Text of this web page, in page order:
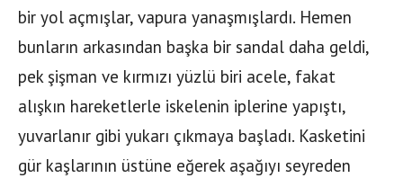
bir yol açmışlar, vapura yanaşmışlardı. Hemen
bunların arkasından başka bir sandal daha geldi,
pek şişman ve kırmızı yüzlü biri acele, fakat
alışkın hareketlerle iskelenin iplerine yapıştı,
yuvarlanır gibi yukarı çıkmaya başladı. Kasketini
gür kaşlarının üstüne eğerek aşağıyı seyreden